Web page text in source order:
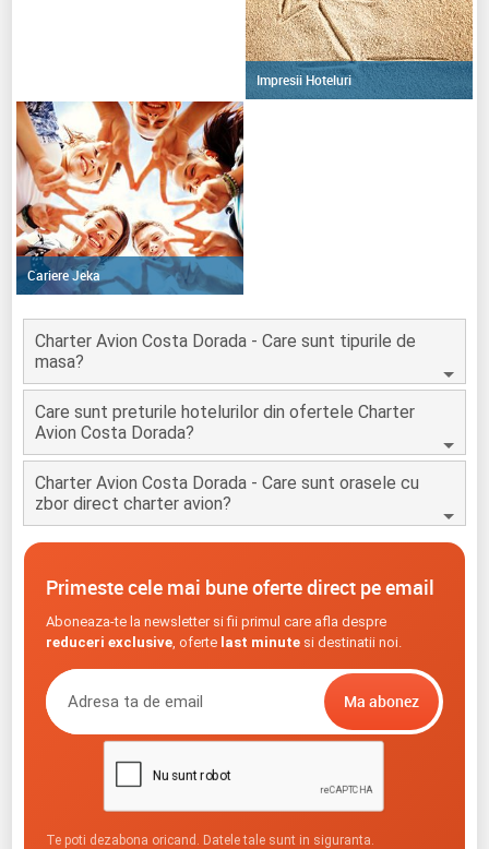
Impresii Hoteluri
Cariere Jeka
Charter Avion Costa Dorada - Care sunt tipurile de
masa?
Care sunt preturile hotelurilor din ofertele Charter
Avion Costa Dorada?
Charter Avion Costa Dorada - Care sunt orasele cu
zbor direct charter avion?
Primeste cele mai bune oferte direct pe email
Aboneaza-te la newsletter si fii primul care afla despre
reduceri exclusive, oferte last minutesi destinatii noi.
Te poti dezabona oricand. Datele tale sunt in siguranta.